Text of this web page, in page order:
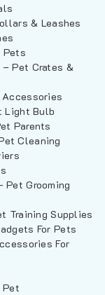
& Leashes
Pets
Pet Crates &
Light Bulb
Parents
Cleaning
Grooming
Training Supplies
For Pets
For
Pet